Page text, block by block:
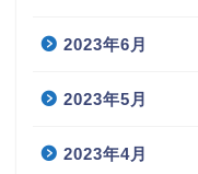
2023年6月
2023年5月
2023年4月